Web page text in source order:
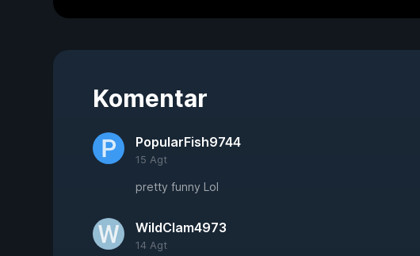
Komentar
PopularFish9744
15 Agt
pretty funny Lol
WildClam4973
14 Agt